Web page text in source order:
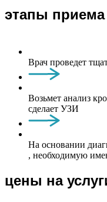
этапы приема
Врач проведет
Возьмет анализ
сделает УЗИ
На основании
, необходимую
цены на